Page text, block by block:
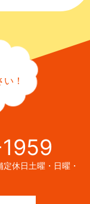
！
休日土曜・日曜・